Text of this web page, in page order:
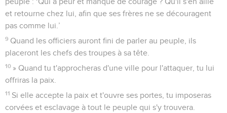
et retourne chez lui, afin que ses frères ne se découragent
pas comme lui.’
9 Quand les officiers auront fini de parler au peuple, ils
placeront les chefs des troupes à sa tête.
10 » Quand tu t'approcheras d'une ville pour l'attaquer, tu lui
offriras la paix.
11 Si elle accepte la paix et t'ouvre ses portes, tu imposeras
corvées et esclavage à tout le peuple qui s'y trouvera.